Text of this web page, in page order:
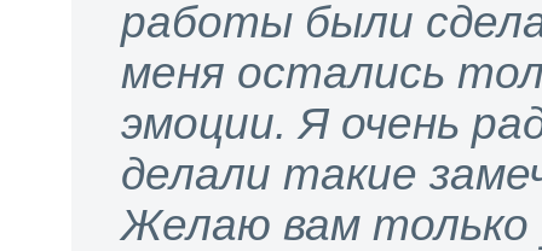
работы были
меня остались
эмоции. Я очень
делали такие
Желаю вам только